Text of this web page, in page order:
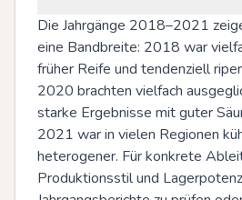
Die Jahrgänge 2018–2021
eine Bandbreite: 2018 war
früher Reife und tendenziell
2020 brachten vielfach
starke Ergebnisse mit guter
2021 war in vielen Regionen
heterogener. Für konkrete
Produktionsstil und